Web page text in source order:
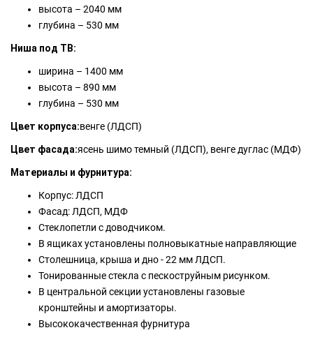
высота – 2040 мм
глубина – 530 мм
Ниша под ТВ:
ширина – 1400 мм
высота – 890 мм
глубина – 530 мм
Цвет корпуса:венге (ЛДСП)
Цвет фасада:ясень шимо темный (ЛДСП), венге дуглас (МДФ)
Материалы и фурнитура:
Корпус: ЛДСП
Фасад: ЛДСП, МДФ
Стеклопетли с доводчиком.
В ящиках установлены полновыкатные направляющие
Столешница, крыша и дно - 22 мм ЛДСП.
Тонированные стекла с пескоструйным рисунком.
В центральной секции установлены газовые
кронштейны и амортизаторы.
Высококачественная фурнитура